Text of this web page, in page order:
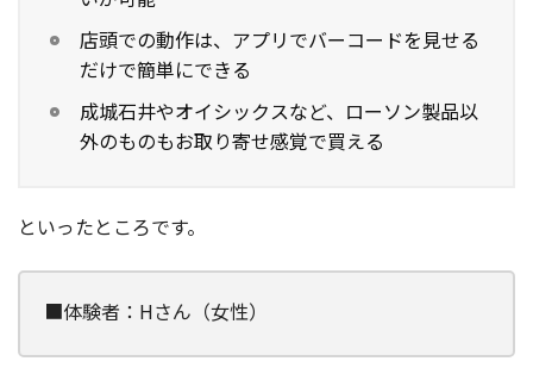
店頭での動作は、アプリでバーコードを見せる
だけで簡単にできる
成城石井やオイシックスなど、ローソン製品以
外のものもお取り寄せ感覚で買える
といったところです。
■体験者：Hさん（女性）